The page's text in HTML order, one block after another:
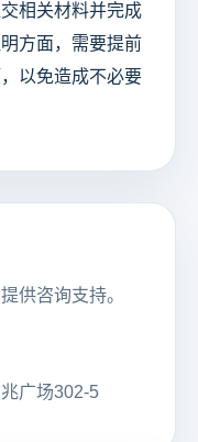
相关材料并完成
方面，需要提前
以免造成不必要
供咨询支持。
广场302-5